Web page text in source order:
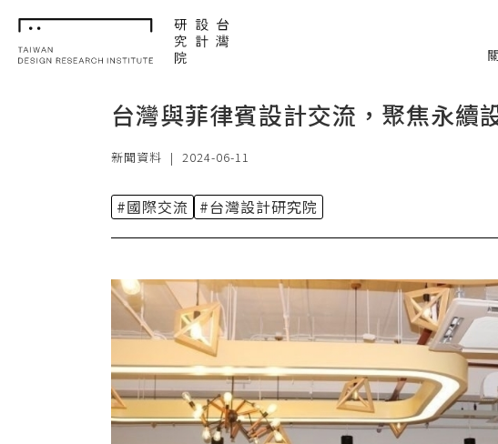
TDRI
台灣與菲律賓設計交流，聚焦永續
新聞資料 | 2024-06-11
#國際交流 #台灣設計研究院